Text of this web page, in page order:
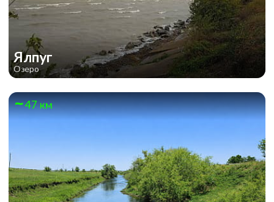
Ялпуг
Озеро
47 км